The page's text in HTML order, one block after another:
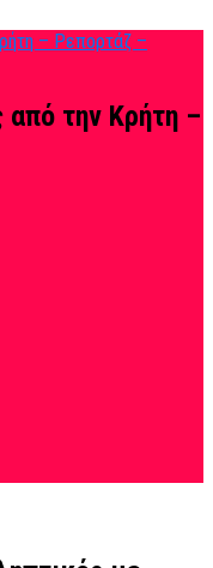
από την Κρήτη –